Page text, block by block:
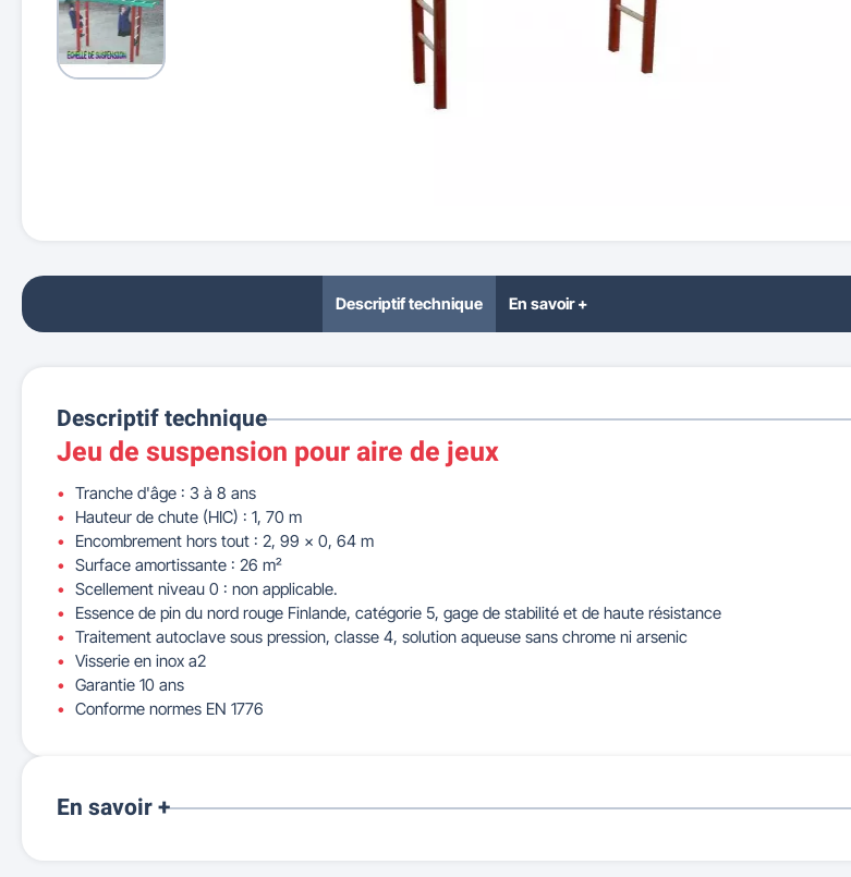
Descriptif technique En savoir +
Descriptif technique
Jeu de suspension pour aire de jeux
Tranche d'âge : 3 à 8 ans
Hauteur de chute (HIC) : 1, 70 m
Encombrement hors tout : 2, 99 x 0, 64 m
Surface amortissante : 26 m²
Scellement niveau 0 : non applicable.
Essence de pin du nord rouge Finlande, catégorie 5, gage de stabilité et de haute résistance
Traitement autoclave sous pression, classe 4, solution aqueuse sans chrome ni arsenic
Visserie en inox a2
Garantie 10 ans
Conforme normes EN 1776
En savoir +